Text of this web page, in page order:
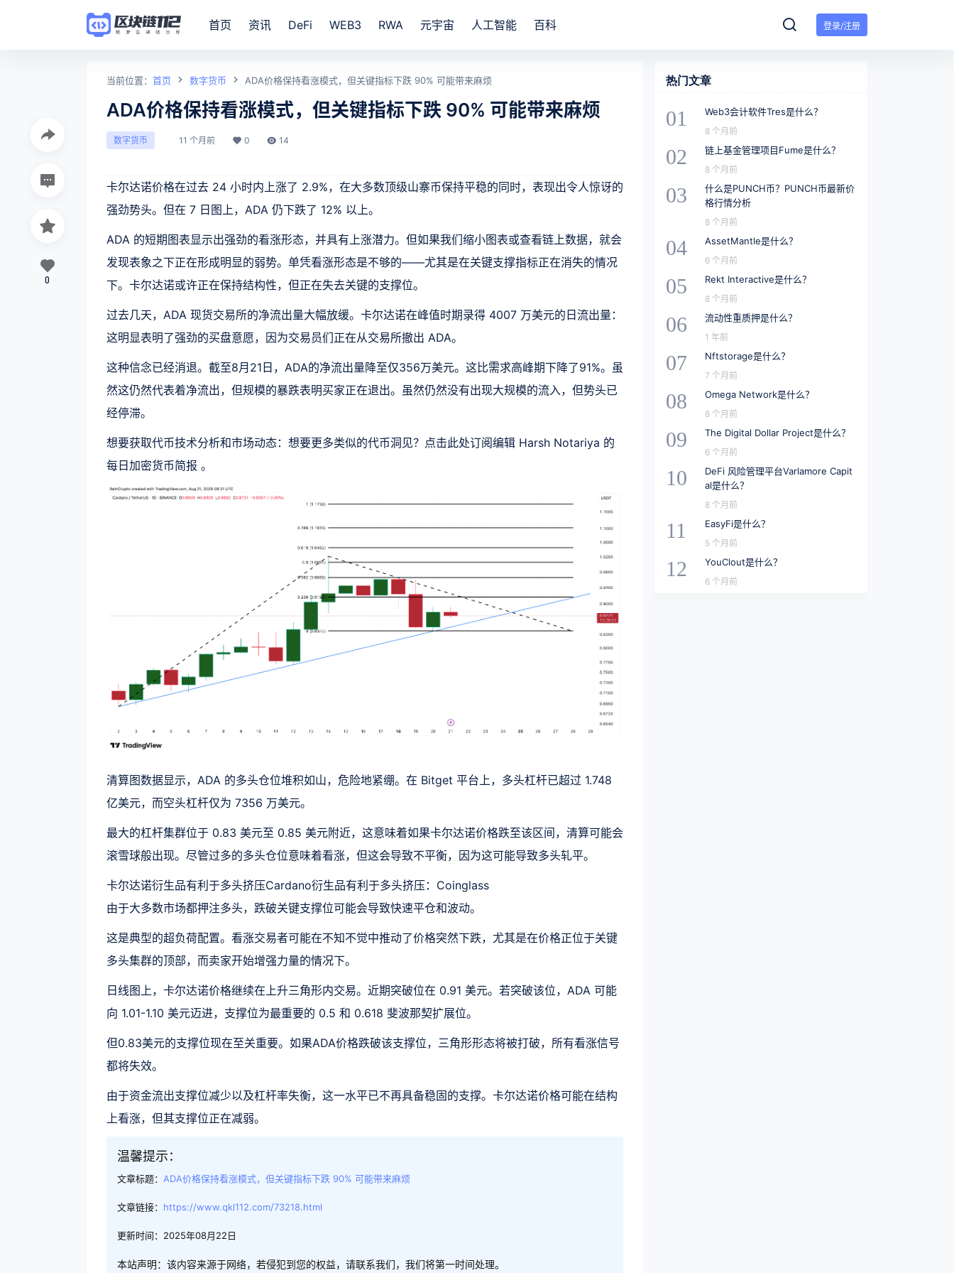
登录/注册
首页 资讯 DeFi WEB3 RWA 元宇宙 人工智能 百科
当前位置： 首页 数字货币 ADA价格保持看涨模式，但关键指标下跌 90% 可能带来麻烦
ADA价格保持看涨模式，但关键指标下跌 90% 可能带来麻烦
数字货币 11 个月前 0 14
卡尔达诺价格在过去 24 小时内上涨了 2.9%，在大多数顶级山寨币保持平稳的同时，表现出令人惊讶的
强劲势头。但在 7 日图上，ADA 仍下跌了 12% 以上。
ADA 的短期图表显示出强劲的看涨形态，并具有上涨潜力。但如果我们缩小图表或查看链上数据，就会
发现表象之下正在形成明显的弱势。单凭看涨形态是不够的——尤其是在关键支撑指标正在消失的情况
下。卡尔达诺或许正在保持结构性，但正在失去关键的支撑位。
过去几天，ADA 现货交易所的净流出量大幅放缓。卡尔达诺在峰值时期录得 4007 万美元的日流出量：
这明显表明了强劲的买盘意愿，因为交易员们正在从交易所撤出 ADA。
这种信念已经消退。截至8月21日，ADA的净流出量降至仅356万美元。这比需求高峰期下降了91%。虽
然这仍然代表着净流出，但规模的暴跌表明买家正在退出。虽然仍然没有出现大规模的流入，但势头已
经停滞。
想要获取代币技术分析和市场动态：想要更多类似的代币洞见？点击此处订阅编辑 Harsh Notariya 的
每日加密货币简报 。
清算图数据显示，ADA 的多头仓位堆积如山，危险地紧绷。在 Bitget 平台上，多头杠杆已超过 1.748
亿美元，而空头杠杆仅为 7356 万美元。
最大的杠杆集群位于 0.83 美元至 0.85 美元附近，这意味着如果卡尔达诺价格跌至该区间，清算可能会
滚雪球般出现。尽管过多的多头仓位意味着看涨，但这会导致不平衡，因为这可能导致多头轧平。
卡尔达诺衍生品有利于多头挤压Cardano衍生品有利于多头挤压：Coinglass
由于大多数市场都押注多头，跌破关键支撑位可能会导致快速平仓和波动。
这是典型的超负荷配置。看涨交易者可能在不知不觉中推动了价格突然下跌，尤其是在价格正位于关键
多头集群的顶部，而卖家开始增强力量的情况下。
日线图上，卡尔达诺价格继续在上升三角形内交易。近期突破位在 0.91 美元。若突破该位，ADA 可能
向 1.01-1.10 美元迈进，支撑位为最重要的 0.5 和 0.618 斐波那契扩展位。
但0.83美元的支撑位现在至关重要。如果ADA价格跌破该支撑位，三角形形态将被打破，所有看涨信号
都将失效。
由于资金流出支撑位减少以及杠杆率失衡，这一水平已不再具备稳固的支撑。卡尔达诺价格可能在结构
上看涨，但其支撑位正在减弱。
温馨提示：
文章标题： ADA价格保持看涨模式，但关键指标下跌 90% 可能带来麻烦
文章链接： https://www.qkl112.com/73218.html
更新时间：2025年08月22日
本站声明：该内容来源于网络，若侵犯到您的权益，请联系我们，我们将第一时间处理。
0
热门文章
01 Web3会计软件Tres是什么？
8 个月前
02 链上基金管理项目Fume是什么？
8 个月前
03
什么是PUNCH币？PUNCH币最新价
格行情分析
8 个月前
04 AssetMantle是什么？
6 个月前
05 Rekt Interactive是什么？
8 个月前
06 流动性重质押是什么？
1 年前
07 Nftstorage是什么？
7 个月前
08 Omega Network是什么？
8 个月前
09 The Digital Dollar Project是什么？
6 个月前
10
DeFi 风险管理平台Varlamore Capit
al是什么？
8 个月前
11 EasyFi是什么？
5 个月前
12 YouClout是什么？
6 个月前